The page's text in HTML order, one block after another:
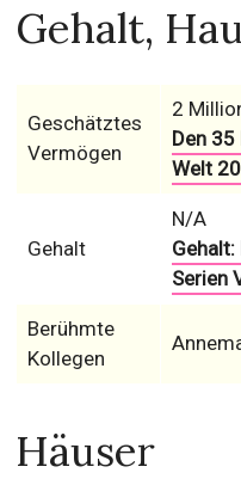
Gehalt,
Geschätztes
Vermögen
2
Den
Welt
Gehalt
N/A
Serien
Berühmte
Kollegen
Häuser